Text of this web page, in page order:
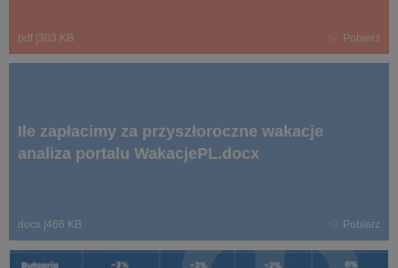
pdf 303 KB Pobierz
Ile zapłacimy za przyszłoroczne wakacje
analiza portalu WakacjePL.docx
docx 466 KB Pobierz